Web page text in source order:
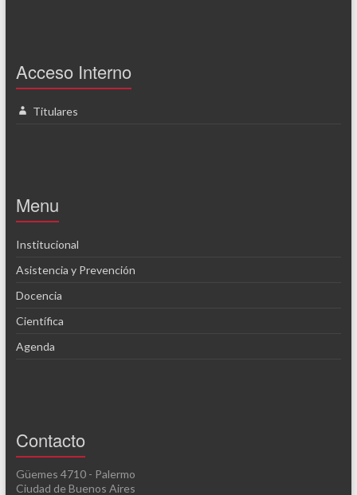
Acceso Interno
Titulares
Menu
Institucional
Asistencia y Prevención
Docencia
Científica
Agenda
Contacto
Güemes 4710 - Palermo
Ciudad de Buenos Aires